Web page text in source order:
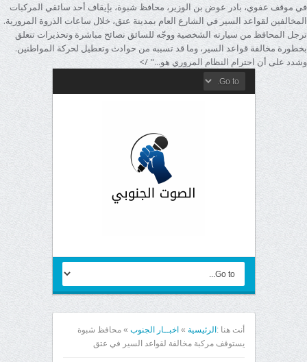
في موقف عفوي، بادر عوض بن الوزير، محافظ شبوة، بإيقاف أحد سائقي المركبات
المخالفين لقواعد السير في الشارع العام بمدينة عتق، خلال ساعات الذروة المرورية.
ترجل المحافظ من سيارته الشخصية ووجّه للسائق نصائح مباشرة وتحذيرات تتعلق
بخطورة مخالفة قواعد السير، وما قد تسببه من حوادث وتعطيل لحركة المواطنين.
وشدد على أن احترام النظام المروري هو..." />
أنت هنا : الرئيسية » اخبــار الجنوب » محافظ شبوة
يستوقف مركبة مخالفة لقواعد السير في عتق